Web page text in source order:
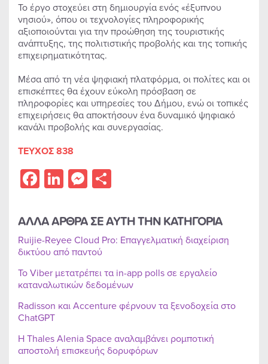
Το έργο στοχεύει στη δημιουργία ενός «έξυπνου
νησιού», όπου οι τεχνολογίες πληροφορικής
αξιοποιούνται για την προώθηση της τουριστικής
ανάπτυξης, της πολιτιστικής προβολής και της τοπικής
επιχειρηματικότητας.
Μέσα από τη νέα ψηφιακή πλατφόρμα, οι πολίτες και οι
επισκέπτες θα έχουν εύκολη πρόσβαση σε
πληροφορίες και υπηρεσίες του Δήμου, ενώ οι τοπικές
επιχειρήσεις θα αποκτήσουν ένα δυναμικό ψηφιακό
κανάλι προβολής και συνεργασίας.
ΤΕΥΧΟΣ 838
Facebook
LinkedIn
Messenger
ΑΛΛΑ ΑΡΘΡΑ ΣΕ ΑΥΤΗ ΤΗΝ ΚΑΤΗΓΟΡΙΑ
Ruijie-Reyee Cloud Pro: Επαγγελματική διαχείριση
δικτύου από παντού
Το Viber μετατρέπει τα in-app polls σε εργαλείο
καταναλωτικών δεδομένων
Radisson και Accenture φέρνουν τα ξενοδοχεία στο
ChatGPT
Η Thales Alenia Space αναλαμβάνει ρομποτική
αποστολή επισκευής δορυφόρων